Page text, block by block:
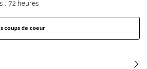
: 72 heures
coups de coeur